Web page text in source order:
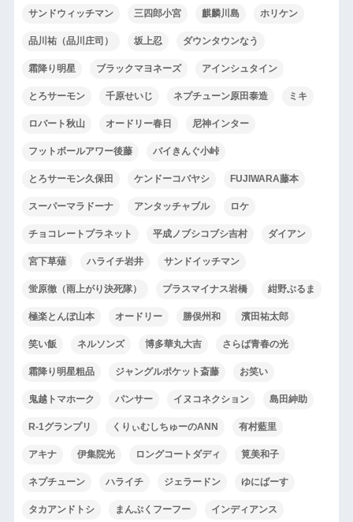
サンドウィッチマン 三四郎小宮 麒麟川島 ホリケン
品川祐（品川庄司） 坂上忍 ダウンタウンなう
霜降り明星 ブラックマヨネーズ アインシュタイン
とろサーモン 千原せいじ ネプチューン原田泰造 ミキ
ロバート秋山 オードリー春日 尼神インター
フットボールアワー後藤 バイきんぐ小峠
とろサーモン久保田 ケンドーコバヤシ FUJIWARA藤本
スーパーマラドーナ アンタッチャブル ロケ
チョコレートプラネット 平成ノブシコブシ吉村 ダイアン
宮下草薙 ハライチ岩井 サンドイッチマン
蛍原徹（雨上がり決死隊） プラスマイナス岩橋 紺野ぶるま
極楽とんぼ山本 オードリー 勝俣州和 濱田祐太郎
笑い飯 ネルソンズ 博多華丸大吉 さらば青春の光
霜降り明星粗品 ジャングルポケット斎藤 お笑い
鬼越トマホーク パンサー イヌコネクション 島田紳助
R-1グランプリ くりぃむしちゅーのANN 有村藍里
アキナ 伊集院光 ロングコートダディ 筧美和子
ネプチューン ハライチ ジェラードン ゆにばーす
タカアンドトシ まんぷくフーフー インディアンス